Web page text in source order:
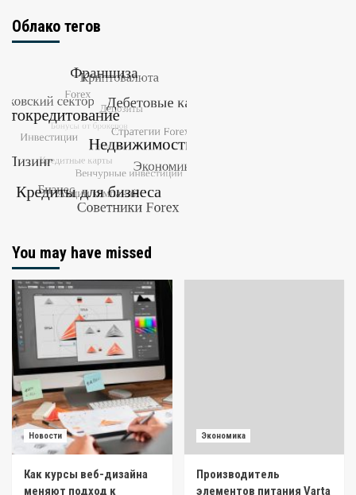
Облако тегов
You may have missed
Новости
Как курсы веб-дизайна
меняют подход к
Экономика
Производитель
элементов питания Varta